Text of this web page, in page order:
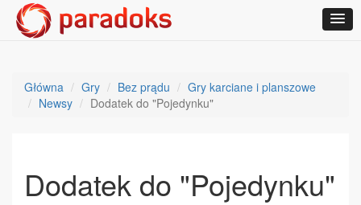
Główna Gry Bez prądu
Gry karciane i planszowe
Newsy
Dodatek do "Pojedynku"
Dodatek do "Pojedynku"